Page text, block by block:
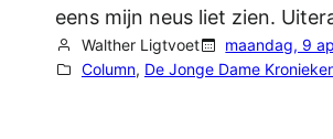
eens mijn neus liet zien.
Walther Ligtvoet
maandag, 9
Column, De Jonge Dame